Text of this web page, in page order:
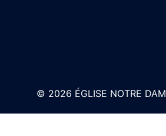
© 2026 ÉGLISE NOTRE